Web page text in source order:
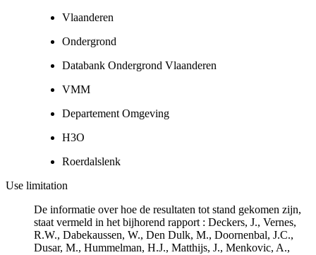
Vlaanderen
Ondergrond
Databank Ondergrond Vlaanderen
VMM
Departement Omgeving
H3O
Roerdalslenk
Use limitation
De informatie over hoe de resultaten tot stand gekomen zijn,
staat vermeld in het bijhorend rapport : Deckers, J., Vernes,
R.W., Dabekaussen, W., Den Dulk, M., Doornenbal, J.C.,
Dusar, M., Hummelman, H.J., Matthijs, J., Menkovic, A.,